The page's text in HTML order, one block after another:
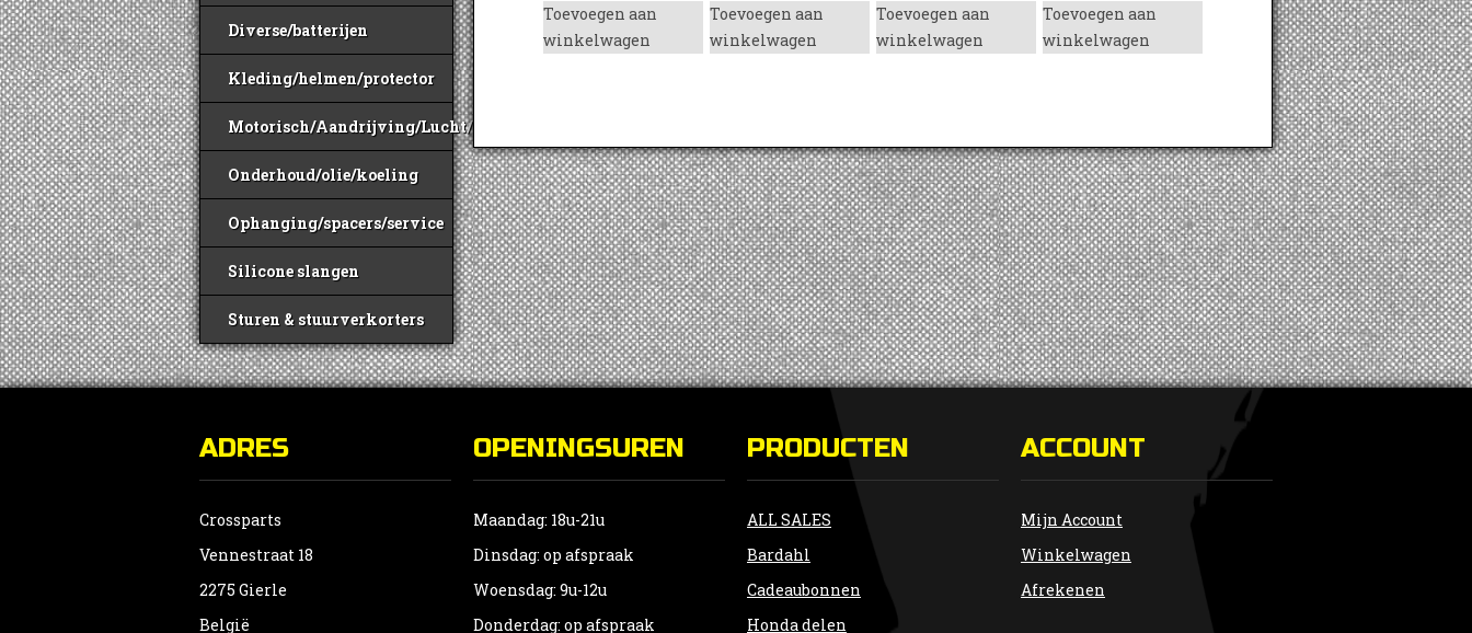
Diverse/batterijen
Kleding/helmen/protector
Motorisch/Aandrijving/Lucht/Benzine
Onderhoud/olie/koeling
Ophanging/spacers/service
Silicone slangen
Sturen & stuurverkorters
Toevoegen aan
winkelwagen
Toevoegen aan
winkelwagen
Toevoegen aan
winkelwagen
Toevoegen aan
winkelwagen
ADRES
Crossparts
Vennestraat 18
2275 Gierle
België
OPENINGSUREN
Maandag: 18u-21u
Dinsdag: op afspraak
Woensdag: 9u-12u
Donderdag: op afspraak
PRODUCTEN
ALL SALES
Bardahl
Cadeaubonnen
Honda delen
ACCOUNT
Mijn Account
Winkelwagen
Afrekenen